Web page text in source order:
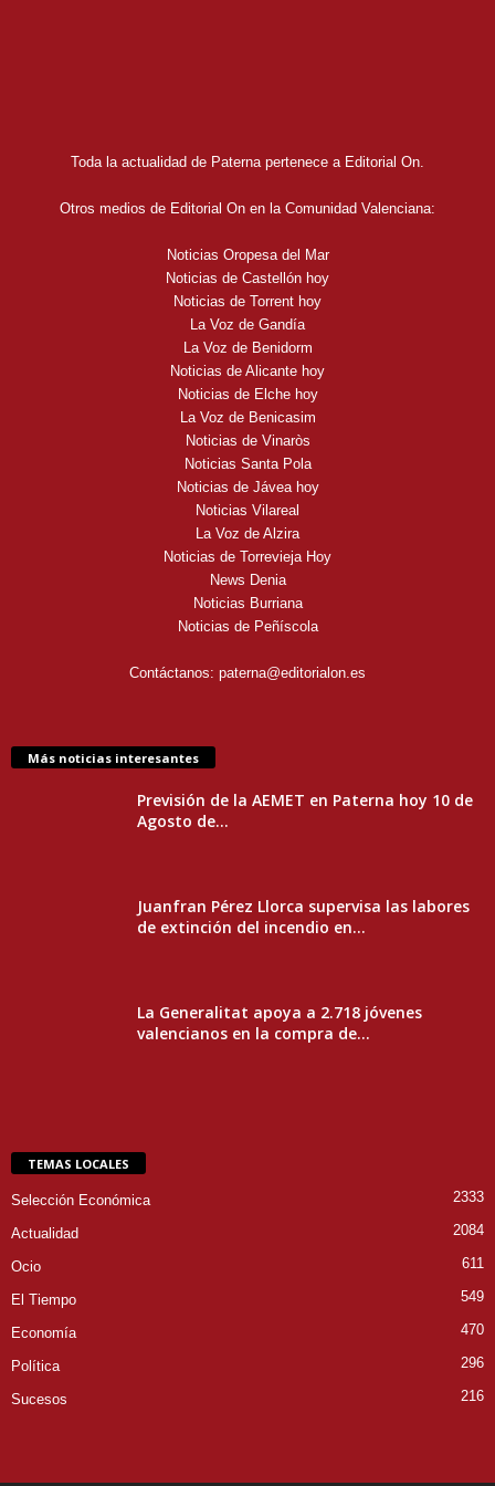
Toda la actualidad de Paterna pertenece a Editorial On.
Otros medios de Editorial On en la Comunidad Valenciana:
Noticias Oropesa del Mar
Noticias de Castellón hoy
Noticias de Torrent hoy
La Voz de Gandía
La Voz de Benidorm
Noticias de Alicante hoy
Noticias de Elche hoy
La Voz de Benicasim
Noticias de Vinaròs
Noticias Santa Pola
Noticias de Jávea hoy
Noticias Vilareal
La Voz de Alzira
Noticias de Torrevieja Hoy
News Denia
Noticias Burriana
Noticias de Peñíscola
Contáctanos: paterna@editorialon.es
Más noticias interesantes
Previsión de la AEMET en Paterna hoy 10 de
Agosto de...
Juanfran Pérez Llorca supervisa las labores
de extinción del incendio en...
La Generalitat apoya a 2.718 jóvenes
valencianos en la compra de...
TEMAS LOCALES
Selección Económica 2333
Actualidad 2084
Ocio 611
El Tiempo 549
Economía 470
Política 296
Sucesos 216